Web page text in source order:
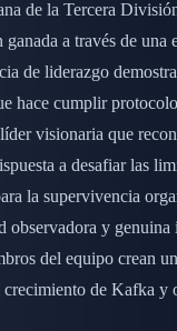
de la Tercera
a través de una
de liderazgo
hace cumplir
visionaria que
a desafiar las
la supervivencia
observadora y genuina
del equipo crean
de Kafka y